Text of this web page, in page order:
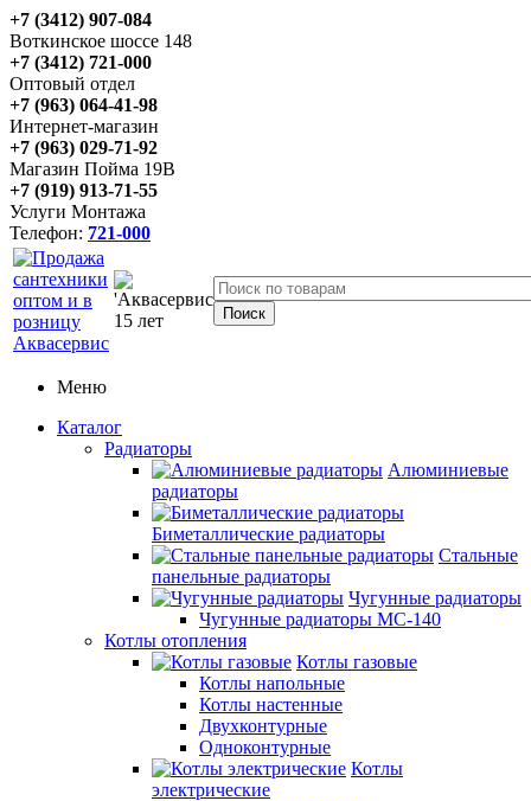
+7 (3412) 907-084
Воткинское шоссе 148
+7 (3412) 721-000
Оптовый отдел
+7 (963) 064-41-98
Интернет-магазин
+7 (963) 029-71-92
Магазин Пойма 19В
+7 (919) 913-71-55
Услуги Монтажа
Телефон: 721-000
Меню
Каталог
Радиаторы
Алюминиевые
радиаторы
Биметаллические радиаторы
Стальные
панельные радиаторы
Чугунные радиаторы
Чугунные радиаторы МС-140
Котлы отопления
Котлы газовые
Котлы напольные
Котлы настенные
Двухконтурные
Одноконтурные
Котлы
электрические